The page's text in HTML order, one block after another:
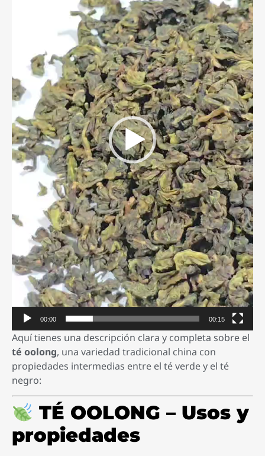
00:00 00:15
Aquí tienes una descripción clara y completa sobre el
té oolong, una variedad tradicional china con
propiedades intermedias entre el té verde y el té
negro:
TÉ OOLONG – Usos y
propiedades